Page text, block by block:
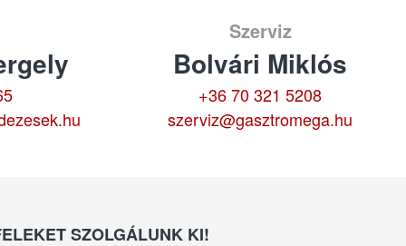
Szerviz
Bolvári Miklós
+36 70 321 5208
szerviz@gasztromega.hu
SZOLGÁLUNK KI!